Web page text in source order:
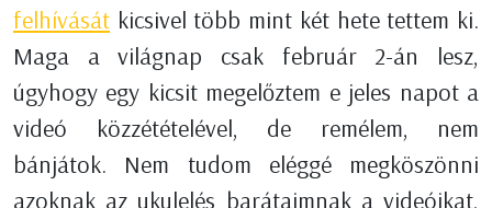
felhívását kicsivel több mint két hete tettem ki.
Maga a világnap csak február 2-án lesz,
úgyhogy egy kicsit megelőztem e jeles napot a
videó közzétételével, de remélem, nem
bánjátok. Nem tudom eléggé megköszönni
azoknak az ukulelés barátaimnak a videóikat,